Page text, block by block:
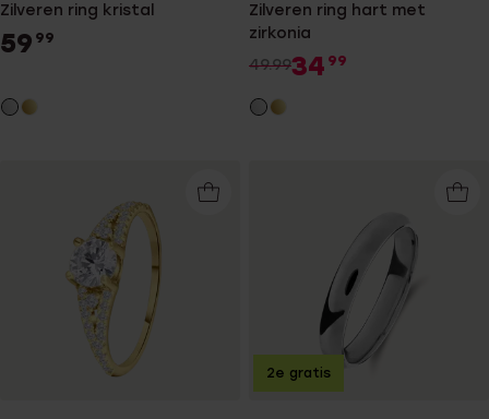
Zilveren ring kristal
59 99
Zilveren ring hart met
zirkonia
49.9934 99
2e gratis